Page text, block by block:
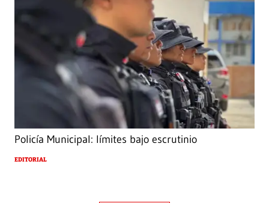
Policía Municipal: límites bajo escrutinio
EDITORIAL